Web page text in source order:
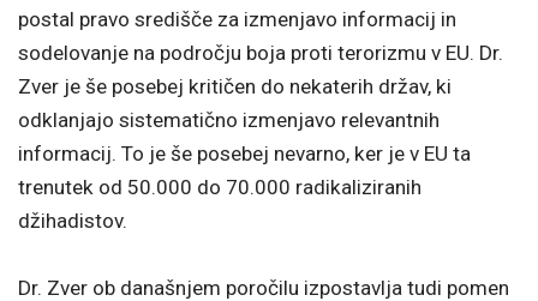
postal pravo središče za izmenjavo informacij in
sodelovanje na področju boja proti terorizmu v EU. Dr.
Zver je še posebej kritičen do nekaterih držav, ki
odklanjajo sistematično izmenjavo relevantnih
informacij. To je še posebej nevarno, ker je v EU ta
trenutek od 50.000 do 70.000 radikaliziranih
džihadistov.
Dr. Zver ob današnjem poročilu izpostavlja tudi pomen